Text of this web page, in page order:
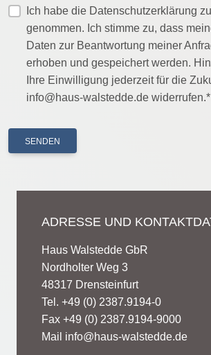
Ich habe die Datenschutzerklärung
genommen. Ich stimme zu, dass
Daten zur Beantwortung meiner
erhoben und gespeichert werden.
Ihre Einwilligung jederzeit für die
info@haus-walstedde.de widerrufen.*
SENDEN
ADRESSE UND
Haus Walstedde GbR
Nordholter Weg 3
48317 Drensteinfurt
Tel. +49 (0) 2387.9194-0
Fax +49 (0) 2387.9194-9000
Mail info@haus-walstedde.de